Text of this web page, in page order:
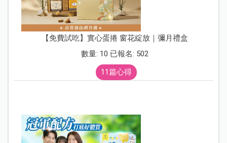
【免費試吃】實心蛋捲 窗花綻放｜彌月禮盒
數量: 10 已報名: 502
11篇心得